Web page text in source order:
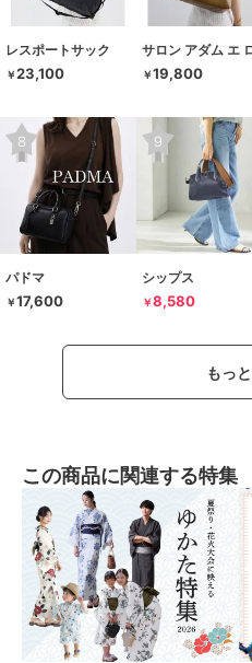
レスポートサック
￥23,100
サロン アダム エ
￥19,800
パドマ
￥17,600
シップス
￥8,580
もっ
この商品に関連する特集